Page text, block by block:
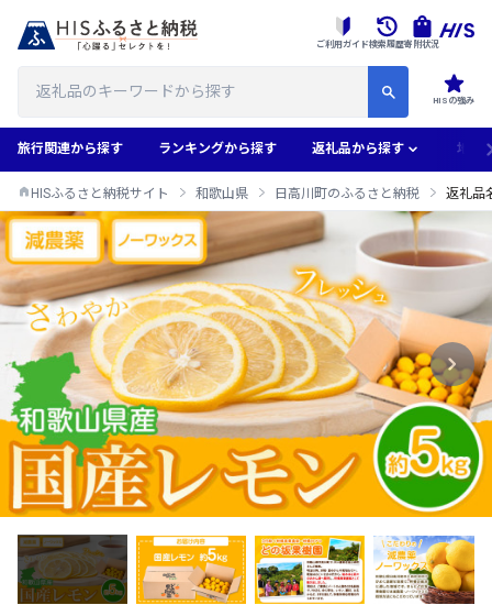
HISの強み
ご利用ガイド検索履歴寄附状況
旅行関連から探す ランキングから探す 返礼品から探す 地域
HISふるさと納税サイト 和歌山県 日高川町のふるさと納税 返礼品